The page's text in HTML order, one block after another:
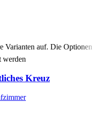
Varianten auf. Die Optionen
werden
Kreuz